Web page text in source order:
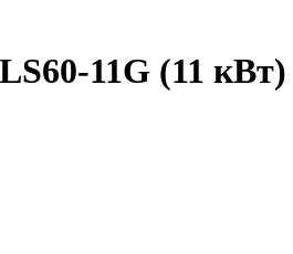
11G (11 кВт)